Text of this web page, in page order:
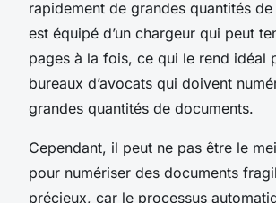
rapidement de grandes quantités
est équipé d’un chargeur qui peut
pages à la fois, ce qui le rend idéal
bureaux d’avocats qui doivent
grandes quantités de documents.
Cependant, il peut ne pas être le
pour numériser des documents
précieux, car le processus